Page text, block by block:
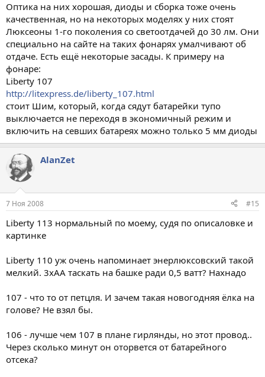
Оптика на них хорошая, диоды и сборка тоже очень
качественная, но на некоторых моделях у них стоят
Люксеоны 1-го поколения со светоотдачей до 30 лм. Они
специально на сайте на таких фонарях умалчивают об
отдаче. Есть ещё некоторые засады. К примеру на
фонаре:
Liberty 107
http://litexpress.de/liberty_107.html
стоит Шим, который, когда сядут батарейки тупо
выключается не переходя в экономичный режим и
включить на севших батареях можно только 5 мм диоды
AlanZet
7 Ноя 2008 #15
Liberty 113 нормальный по моему, судя по описаловке и
картинке
Liberty 110 уж очень напоминает энерлюксовский такой
мелкий. 3хАА таскать на башке ради 0,5 ватт? Нахнадо
107 - что то от петцля. И зачем такая новогодняя ёлка на
голове? Не взял бы.
106 - лучше чем 107 в плане гирлянды, но этот провод..
Через сколько минут он оторвется от батарейного
отсека?